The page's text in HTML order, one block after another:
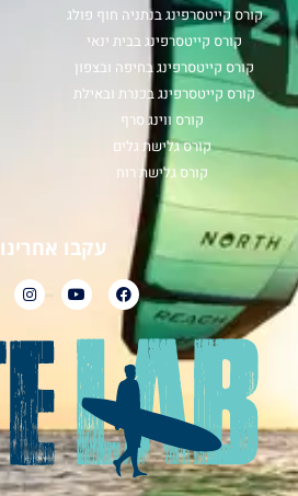
קורס קייטסרפינג בנתניה חוף פולג
קורס קייטסרפינג בבית ינאי
קורס קייטסרפינג בחיפה ובצפון
קורס קייטסרפינג בכנרת ובאילת
קורס ווינג סרף
קורס גלישת גלים
קורס גלישת רוח
עקבו אחרינו